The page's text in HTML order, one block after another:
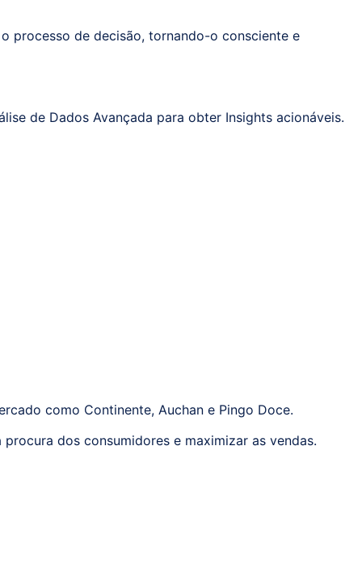
processo de decisão, tornando-o consciente e
de Dados Avançada para obter Insights acionáveis.
como Continente, Auchan e Pingo Doce.
dos consumidores e maximizar as vendas.